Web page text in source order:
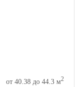
от 40.38 до 44.3 м2